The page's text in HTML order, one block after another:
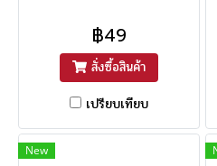
฿49
สั่งซื้อสินค้า
เปรียบเทียบ
New